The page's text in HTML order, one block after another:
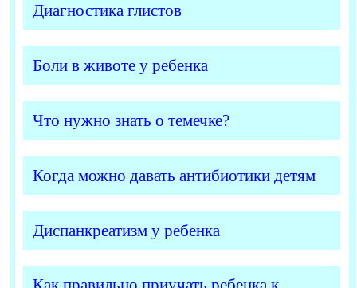
Диагностика глистов
Боли в животе у ребенка
Что нужно знать о темечке?
Когда можно давать антибиотики детям
Диспанкреатизм у ребенка